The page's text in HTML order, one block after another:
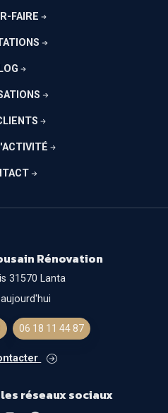
FAIRE
Rénovation
31570 Lanta
06 18 11 44 87
réseaux sociaux